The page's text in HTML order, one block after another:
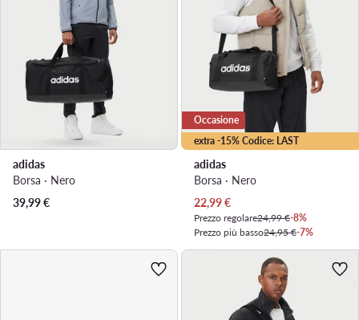
adidas
Borsa · Nero
39,99€
extra -15% Codice: LAST
Occasione
adidas
Borsa · Nero
Prezzo attuale
22,99€
Prezzo regolare24,99 €-8%
Prezzo più basso24,95 €-7%